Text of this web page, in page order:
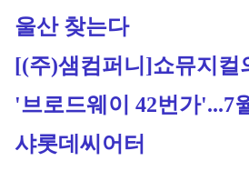
울산 찾는다
[(주)샘컴퍼니]쇼뮤지컬
'브로드웨이 42번가'...7
샤롯데씨어터